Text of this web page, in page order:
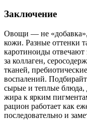
Заключение
Овощи — не «добавка»,
кожи. Разные оттенки
каротиноиды
за коллаген,
тканей,
воспалений.
сырые и теплые блюда,
жира к ярким
рацион работает как
последовательно и